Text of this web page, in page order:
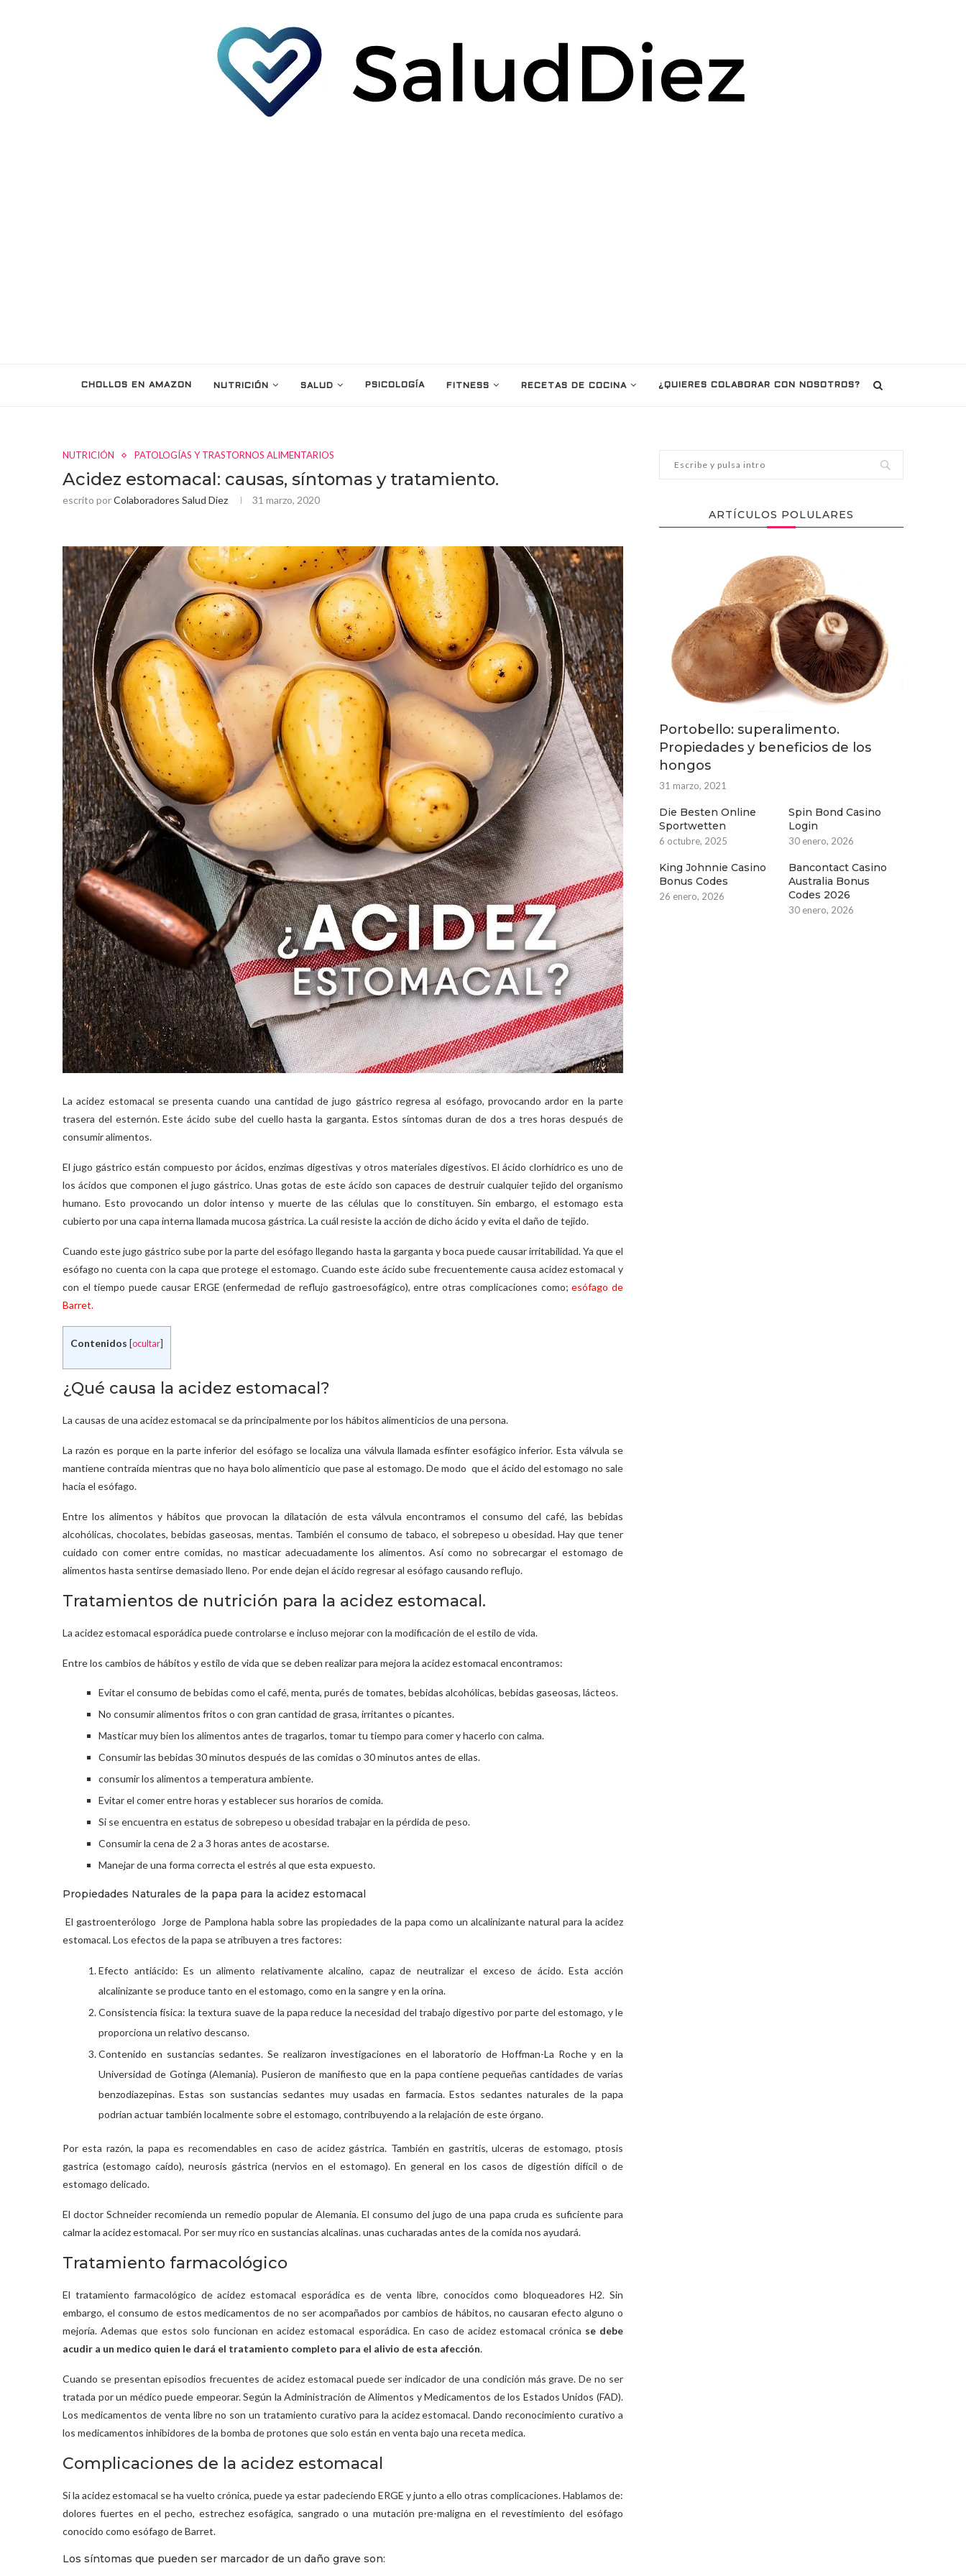
CHOLLOS EN AMAZON NUTRICIÓN SALUD PSICOLOGÍA FITNESS RECETAS DE COCINA ¿QUIERES COLABORAR CON NOSOTROS?
NUTRICIÓN PATOLOGÍAS Y TRASTORNOS ALIMENTARIOS
Acidez estomacal: causas, síntomas y tratamiento.
escrito porColaboradores Salud Diez 31 marzo, 2020
La acidez estomacal se presenta cuando una cantidad de jugo gástrico regresa al esófago, provocando ardor en la parte
trasera del esternón. Este ácido sube del cuello hasta la garganta. Estos síntomas duran de dos a tres horas después de
consumir alimentos.
El jugo gástrico están compuesto por ácidos, enzimas digestivas y otros materiales digestivos. El ácido clorhídrico es uno de
los ácidos que componen el jugo gástrico. Unas gotas de este ácido son capaces de destruir cualquier tejido del organismo
humano. Esto provocando un dolor intenso y muerte de las células que lo constituyen. Sin embargo, el estomago esta
cubierto por una capa interna llamada mucosa gástrica. La cuál resiste la acción de dicho ácido y evita el daño de tejido.
Cuando este jugo gástrico sube por la parte del esófago llegando hasta la garganta y boca puede causar irritabilidad. Ya que el
esófago no cuenta con la capa que protege el estomago. Cuando este ácido sube frecuentemente causa acidez estomacal y
con el tiempo puede causar ERGE (enfermedad de reflujo gastroesofágico), entre otras complicaciones como; esófago de
Barret.
Contenidos ocultar
¿Qué causa la acidez estomacal?
La causas de una acidez estomacal se da principalmente por los hábitos alimenticios de una persona.
La razón es porque en la parte inferior del esófago se localiza una válvula llamada esfínter esofágico inferior. Esta válvula se
mantiene contraída mientras que no haya bolo alimenticio que pase al estomago. De modo que el ácido del estomago no sale
hacia el esófago.
Entre los alimentos y hábitos que provocan la dilatación de esta válvula encontramos el consumo del café, las bebidas
alcohólicas, chocolates, bebidas gaseosas, mentas. También el consumo de tabaco, el sobrepeso u obesidad. Hay que tener
cuidado con comer entre comidas, no masticar adecuadamente los alimentos. Así como no sobrecargar el estomago de
alimentos hasta sentirse demasiado lleno. Por ende dejan el ácido regresar al esófago causando reflujo.
Tratamientos de nutrición para la acidez estomacal.
La acidez estomacal esporádica puede controlarse e incluso mejorar con la modificación de el estilo de vida.
Entre los cambios de hábitos y estilo de vida que se deben realizar para mejora la acidez estomacal encontramos:
Evitar el consumo de bebidas como el café, menta, purés de tomates, bebidas alcohólicas, bebidas gaseosas, lácteos.
No consumir alimentos fritos o con gran cantidad de grasa, irritantes o picantes.
Masticar muy bien los alimentos antes de tragarlos, tomar tu tiempo para comer y hacerlo con calma.
Consumir las bebidas 30 minutos después de las comidas o 30 minutos antes de ellas.
consumir los alimentos a temperatura ambiente.
Evitar el comer entre horas y establecer sus horarios de comida.
Si se encuentra en estatus de sobrepeso u obesidad trabajar en la pérdida de peso.
Consumir la cena de 2 a 3 horas antes de acostarse.
Manejar de una forma correcta el estrés al que esta expuesto.
Propiedades Naturales de la papa para la acidez estomacal
El gastroenterólogo Jorge de Pamplona habla sobre las propiedades de la papa como un alcalinizante natural para la acidez
estomacal. Los efectos de la papa se atribuyen a tres factores:
Efecto antiácido: Es un alimento relativamente alcalino, capaz de neutralizar el exceso de ácido. Esta acción
alcalinizante se produce tanto en el estomago, como en la sangre y en la orina.
Consistencia física: la textura suave de la papa reduce la necesidad del trabajo digestivo por parte del estomago, y le
proporciona un relativo descanso.
Contenido en sustancias sedantes. Se realizaron investigaciones en el laboratorio de Hoffman-La Roche y en la
Universidad de Gotinga (Alemania). Pusieron de manifiesto que en la papa contiene pequeñas cantidades de varias
benzodiazepinas. Estas son sustancias sedantes muy usadas en farmacia. Estos sedantes naturales de la papa
podrian actuar también localmente sobre el estomago, contribuyendo a la relajación de este órgano.
Por esta razón, la papa es recomendables en caso de acidez gástrica. También en gastritis, ulceras de estomago, ptosis
gastrica (estomago caído), neurosis gástrica (nervios en el estomago). En general en los casos de digestión difícil o de
estomago delicado.
El doctor Schneider recomienda un remedio popular de Alemania. El consumo del jugo de una papa cruda es suficiente para
calmar la acidez estomacal. Por ser muy rico en sustancias alcalinas. unas cucharadas antes de la comida nos ayudará.
Tratamiento farmacológico
El tratamiento farmacológico de acidez estomacal esporádica es de venta libre, conocidos como bloqueadores H2. Sin
embargo, el consumo de estos medicamentos de no ser acompañados por cambios de hábitos, no causaran efecto alguno o
mejoría. Ademas que estos solo funcionan en acidez estomacal esporádica. En caso de acidez estomacal crónica se debe
acudir a un medico quien le dará el tratamiento completo para el alivio de esta afección.
Cuando se presentan episodios frecuentes de acidez estomacal puede ser indicador de una condición más grave. De no ser
tratada por un médico puede empeorar. Según la Administración de Alimentos y Medicamentos de los Estados Unidos (FAD).
Los medicamentos de venta libre no son un tratamiento curativo para la acidez estomacal. Dando reconocimiento curativo a
los medicamentos inhibidores de la bomba de protones que solo están en venta bajo una receta medica.
Complicaciones de la acidez estomacal
Si la acidez estomacal se ha vuelto crónica, puede ya estar padeciendo ERGE y junto a ello otras complicaciones. Hablamos de:
dolores fuertes en el pecho, estrechez esofágica, sangrado o una mutación pre-maligna en el revestimiento del esófago
conocido como esófago de Barret.
Los síntomas que pueden ser marcador de un daño grave son:
ARTÍCULOS POLULARES
Portobello: superalimento.
Propiedades y beneficios de los
hongos
31 marzo, 2021
Die Besten Online
Sportwetten
6 octubre, 2025
Spin Bond Casino
Login
30 enero, 2026
King Johnnie Casino
Bonus Codes
26 enero, 2026
Bancontact Casino
Australia Bonus
Codes 2026
30 enero, 2026